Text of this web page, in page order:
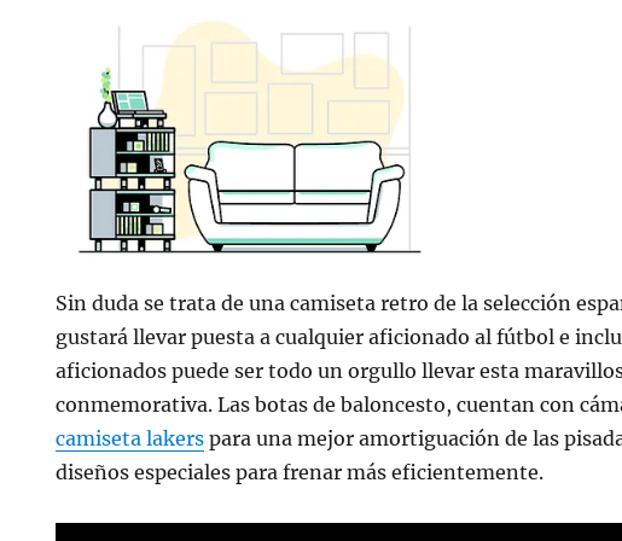
Sin duda se trata de una camiseta retro de la selección
gustará llevar puesta a cualquier aficionado al fútbol e
aficionados puede ser todo un orgullo llevar esta
conmemorativa. Las botas de baloncesto, cuentan con
camiseta lakers para una mejor amortiguación de las
diseños especiales para frenar más eficientemente.